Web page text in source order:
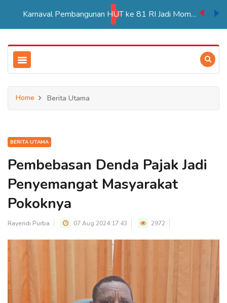
Karnaval Pembangunan HUT ke 81 RI Jadi Momentum Perkuat Persatuan di Merauke
Home Berita Utama
BERITA UTAMA
Pembebasan Denda Pajak Jadi
Penyemangat Masyarakat
Pokoknya
Rayendi Purba 07 Aug 2024 17:43 2972